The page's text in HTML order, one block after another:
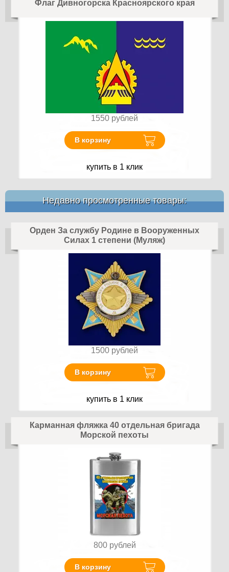
Флаг Дивногорска Красноярского края
1550 рублей
В корзину
купить в 1 клик
Недавно просмотренные товары:
Орден За службу Родине в Вооруженных
Силах 1 степени (Муляж)
1500 рублей
В корзину
купить в 1 клик
Карманная фляжка 40 отдельная бригада
Морской пехоты
800 рублей
В корзину